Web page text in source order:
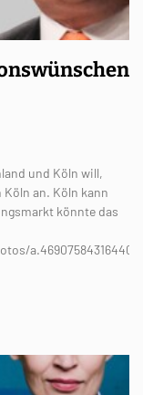
und Köln will,
an. Köln kann
könnte das